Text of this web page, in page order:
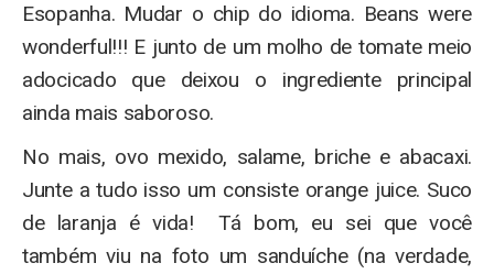
Esopanha. Mudar o chip do idioma. Beans were
wonderful!!! E junto de um molho de tomate meio
adocicado que deixou o ingrediente principal
ainda mais saboroso.
No mais, ovo mexido, salame, briche e abacaxi.
Junte a tudo isso um consiste orange juice. Suco
de laranja é vida! Tá bom, eu sei que você
também viu na foto um sanduíche (na verdade,